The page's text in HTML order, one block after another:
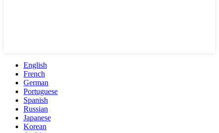
English
French
German
Portuguese
Spanish
Russian
Japanese
Korean